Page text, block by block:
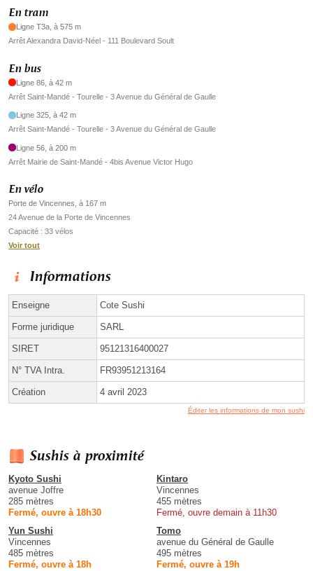
En tram
Ligne T3a, à 575 m
Arrêt Alexandra David-Néel - 111 Boulevard Soult
En bus
Ligne 86, à 42 m
Arrêt Saint-Mandé - Tourelle - 3 Avenue du Général de Gaulle
Ligne 325, à 42 m
Arrêt Saint-Mandé - Tourelle - 3 Avenue du Général de Gaulle
Ligne 56, à 200 m
Arrêt Mairie de Saint-Mandé - 4bis Avenue Victor Hugo
En vélo
Porte de Vincennes, à 167 m
24 Avenue de la Porte de Vincennes
Capacité : 33 vélos
Voir tout
Informations
Enseigne Cote Sushi
Forme juridique SARL
SIRET 95121316400027
N° TVA Intra. FR93951213164
Création 4 avril 2023
Éditer les informations de mon sushi
Sushis à proximité
Kyoto Sushi
avenue Joffre
285 mètres
Fermé, ouvre à 18h30
Kintaro
Vincennes
455 mètres
Fermé, ouvre demain à 11h30
Yun Sushi
Vincennes
485 mètres
Fermé, ouvre à 18h
Tomo
avenue du Général de Gaulle
495 mètres
Fermé, ouvre à 19h